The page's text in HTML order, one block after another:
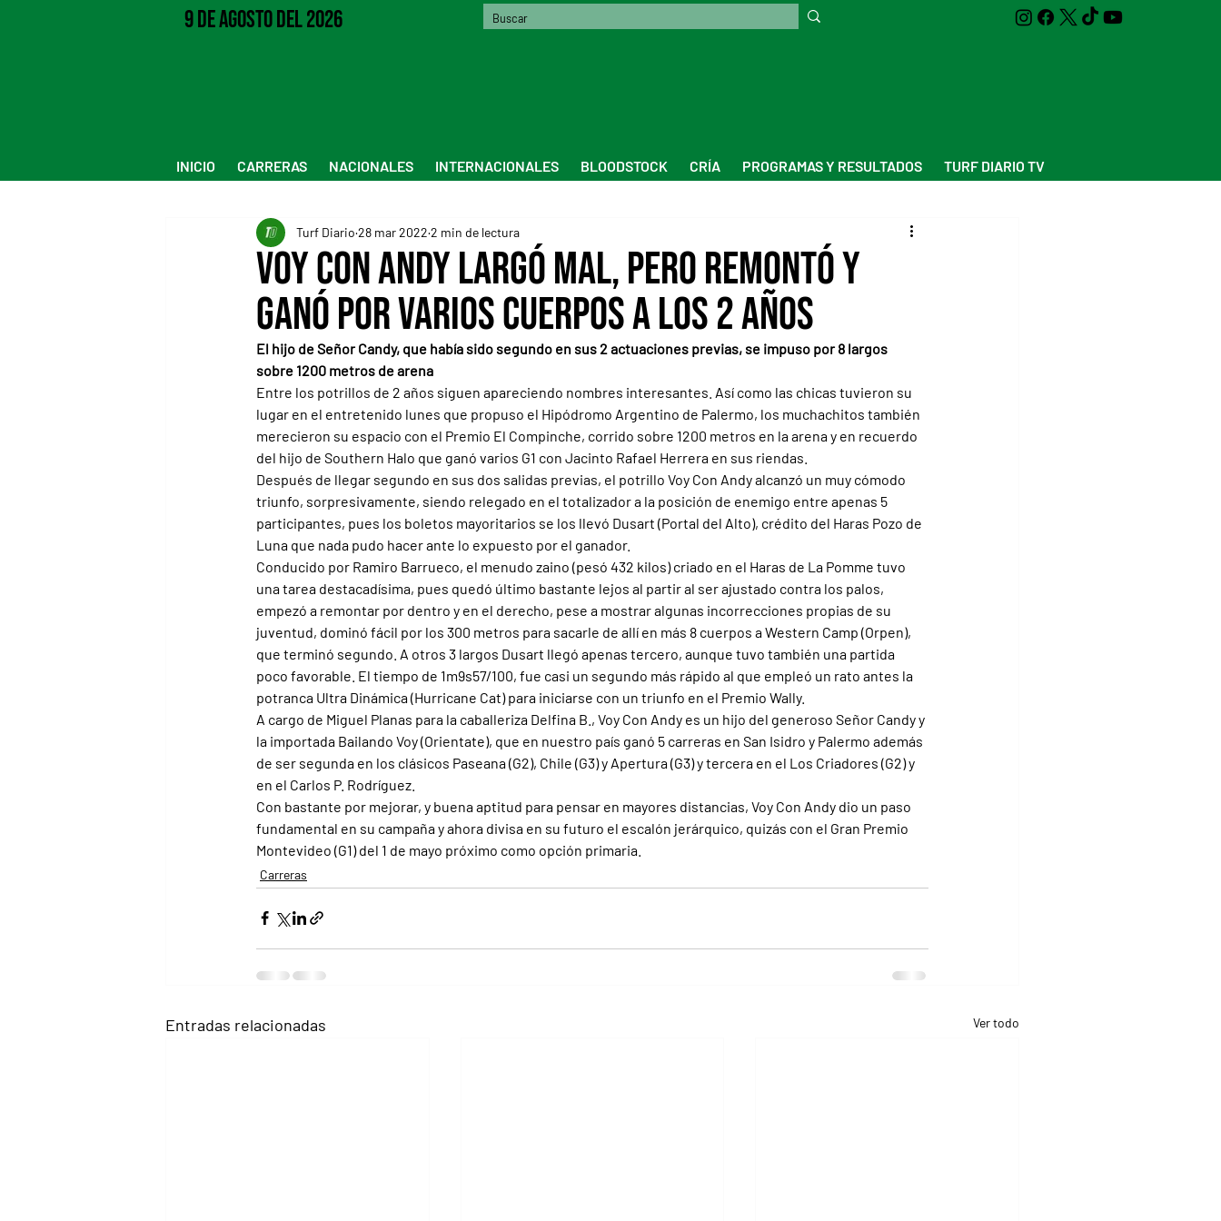
9 de Agosto del 2026
INICIO CARRERAS NACIONALES INTERNACIONALES BLOODSTOCK CRÍA PROGRAMAS Y RESULTADOS TURF DIARIO TV
Voy Con Andy largó mal, pero remontó y
ganó por varios cuerpos a los 2 años
Turf Diario 28 mar 2022 2 min de lectura
El hijo de Señor Candy, que había sido segundo en sus 2 actuaciones previas, se impuso por 8 largos
sobre 1200 metros de arena
Entre los potrillos de 2 años siguen apareciendo nombres interesantes. Así como las chicas tuvieron su
lugar en el entretenido lunes que propuso el Hipódromo Argentino de Palermo, los muchachitos también
merecieron su espacio con el Premio El Compinche, corrido sobre 1200 metros en la arena y en recuerdo
del hijo de Southern Halo que ganó varios G1 con Jacinto Rafael Herrera en sus riendas.
Después de llegar segundo en sus dos salidas previas, el potrillo Voy Con Andy alcanzó un muy cómodo
triunfo, sorpresivamente, siendo relegado en el totalizador a la posición de enemigo entre apenas 5
participantes, pues los boletos mayoritarios se los llevó Dusart (Portal del Alto), crédito del Haras Pozo de
Luna que nada pudo hacer ante lo expuesto por el ganador.
Conducido por Ramiro Barrueco, el menudo zaino (pesó 432 kilos) criado en el Haras de La Pomme tuvo
una tarea destacadísima, pues quedó último bastante lejos al partir al ser ajustado contra los palos,
empezó a remontar por dentro y en el derecho, pese a mostrar algunas incorrecciones propias de su
juventud, dominó fácil por los 300 metros para sacarle de allí en más 8 cuerpos a Western Camp (Orpen),
que terminó segundo. A otros 3 largos Dusart llegó apenas tercero, aunque tuvo también una partida
poco favorable. El tiempo de 1m9s57/100, fue casi un segundo más rápido al que empleó un rato antes la
potranca Ultra Dinámica (Hurricane Cat) para iniciarse con un triunfo en el Premio Wally.
A cargo de Miguel Planas para la caballeriza Delfina B., Voy Con Andy es un hijo del generoso Señor Candy y
la importada Bailando Voy (Orientate), que en nuestro país ganó 5 carreras en San Isidro y Palermo además
de ser segunda en los clásicos Paseana (G2), Chile (G3) y Apertura (G3) y tercera en el Los Criadores (G2) y
en el Carlos P. Rodríguez.
Con bastante por mejorar, y buena aptitud para pensar en mayores distancias, Voy Con Andy dio un paso
fundamental en su campaña y ahora divisa en su futuro el escalón jerárquico, quizás con el Gran Premio
Montevideo (G1) del 1 de mayo próximo como opción primaria.
Carreras
Entradas relacionadas Ver todo